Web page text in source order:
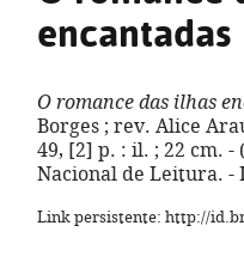
encantadas
O romance das ilhas
Borges ; rev. Alice
49, [2] p. : il. ; 22 cm.
Nacional de Leitura. -
Link persistente: http://